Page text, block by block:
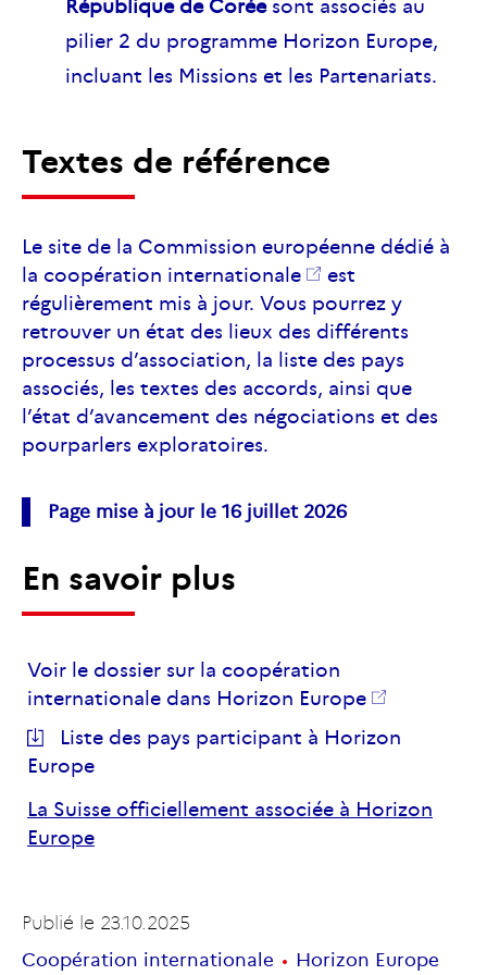
République de Coréesont associés au
pilier 2 du programme Horizon Europe,
incluant les Missions et les Partenariats.
Textes de référence
Le site de la Commission européenne dédié à
la coopération internationale
est
régulièrement mis à jour. Vous pourrez y
retrouver un état des lieux des différents
processus d’association, la liste des pays
associés, les textes des accords, ainsi que
l’état d’avancement des négociations et des
pourparlers exploratoires.
Page mise à jour le 16 juillet 2026
En savoir plus
Voir le dossier sur la coopération
internationale dans Horizon Europe
Liste des pays participant à Horizon
Europe
La Suisse officiellement associée à Horizon
Europe
Publié le 23.10.2025
Coopération internationale
Horizon Europe